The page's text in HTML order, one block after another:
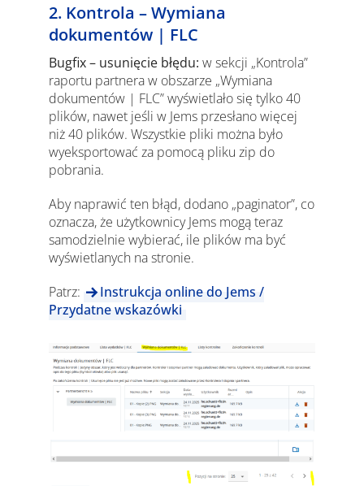
2. Kontrola – Wymiana
dokumentów | FLC
Bugfix – usunięcie błędu: w sekcji „Kontrola”
raportu partnera w obszarze „Wymiana
dokumentów | FLC” wyświetlało się tylko 40
plików, nawet jeśli w Jems przesłano więcej
niż 40 plików. Wszystkie pliki można było
wyeksportować za pomocą pliku zip do
pobrania.
Aby naprawić ten błąd, dodano „paginator”, co
oznacza, że użytkownicy Jems mogą teraz
samodzielnie wybierać, ile plików ma być
wyświetlanych na stronie.
Patrz:
Instrukcja online do Jems /
Przydatne wskazówki